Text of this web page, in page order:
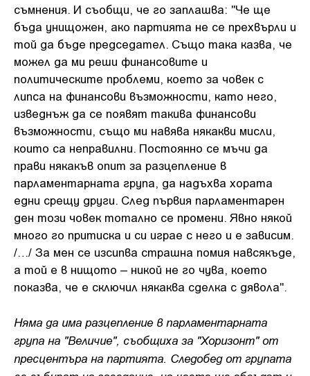
съмнения. И съобщи, че го заплашва: "Че ще
бъда унищожен, ако партията не се прехвърли и
той да бъде председател. Също така казва, че
можел да ми реши финансовите и
политическите проблеми, което за човек с
липса на финансови възможности, като него,
изведнъж да се появят такива финансови
възможности, също ми навява някакви мисли,
които са неправилни. Постоянно се мъчи да
прави някакъв опит за разцепление в
парламентарната група, да надъхва хората
едни срещу други. След първия парламентарен
ден този човек тотално се промени. Явно някой
много го притиска и си играе с него и е зависим.
/…/ За мен се изсипва страшна помия навсякъде,
а той е в нищото – никой не го чува, което
показва, че е сключил някаква сделка с дявола".
Няма да има разцепление в парламентарната
група на "Величие", съобщиха за "Хоризонт" от
пресцентъра на партията. Следобед от групата